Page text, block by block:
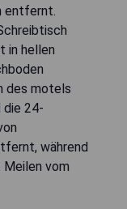
entfernt.
in hellen
des motels
die 24-
während
Meilen vom